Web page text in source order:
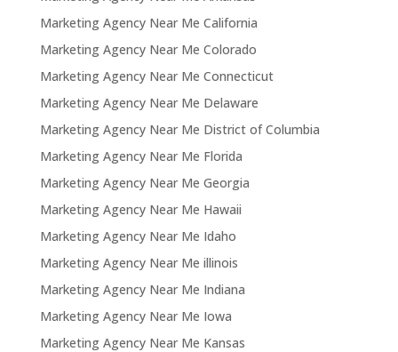
Marketing Agency Near Me California
Marketing Agency Near Me Colorado
Marketing Agency Near Me Connecticut
Marketing Agency Near Me Delaware
Marketing Agency Near Me District of Columbia
Marketing Agency Near Me Florida
Marketing Agency Near Me Georgia
Marketing Agency Near Me Hawaii
Marketing Agency Near Me Idaho
Marketing Agency Near Me illinois
Marketing Agency Near Me Indiana
Marketing Agency Near Me Iowa
Marketing Agency Near Me Kansas